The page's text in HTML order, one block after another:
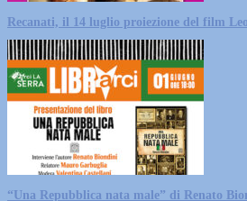
Recanati, il 14 luglio proiezione del film
“Una Repubblica nata male” di Renato